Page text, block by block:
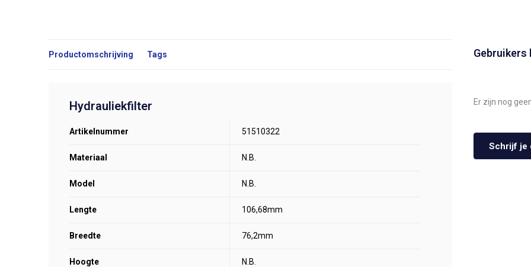
Productomschrijving Tags
Hydrauliekfilter
Artikelnummer 51510322
Materiaal N.B.
Model N.B.
Lengte 106,68mm
Breedte 76,2mm
Hoogte N.B.
Gebruikers
Er zijn nog
Schrijf je